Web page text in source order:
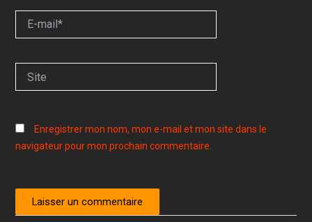
mail*
Enregistrer mon nom, mon e-mail et mon site dans le
navigateur pour mon prochain commentaire.